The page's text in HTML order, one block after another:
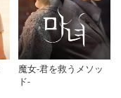
魔女-君を救うメソッ
ド-